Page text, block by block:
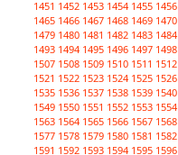
1451 1452 1453 1454 1455 1456
1465 1466 1467 1468 1469 1470
1479 1480 1481 1482 1483 1484
1493 1494 1495 1496 1497 1498
1507 1508 1509 1510 1511 1512
1521 1522 1523 1524 1525 1526
1535 1536 1537 1538 1539 1540
1549 1550 1551 1552 1553 1554
1563 1564 1565 1566 1567 1568
1577 1578 1579 1580 1581 1582
1591 1592 1593 1594 1595 1596